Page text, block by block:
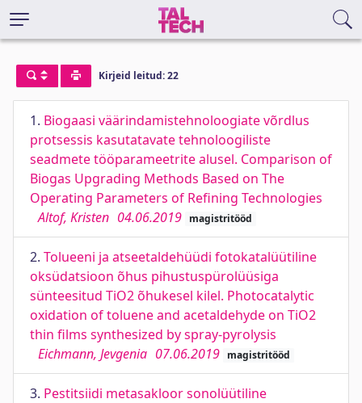
Kirjeid leitud: 22
1. Biogaasi väärindamistehnoloogiate võrdlus
protsessis kasutatavate tehnoloogiliste
seadmete tööparameetrite alusel. Comparison of
Biogas Upgrading Methods Based on The
Operating Parameters of Refining Technologies
Altof, Kristen 04.06.2019 magistritööd
2. Tolueeni ja atseetaldehüüdi fotokatalüütiline
oksüdatsioon õhus pihustuspürolüüsiga
sünteesitud TiO2 õhukesel kilel. Photocatalytic
oxidation of toluene and acetaldehyde on TiO2
thin films synthesized by spray-pyrolysis
Eichmann, Jevgenia 07.06.2019 magistritööd
3. Pestitsiidi metasakloor sonolüütiline